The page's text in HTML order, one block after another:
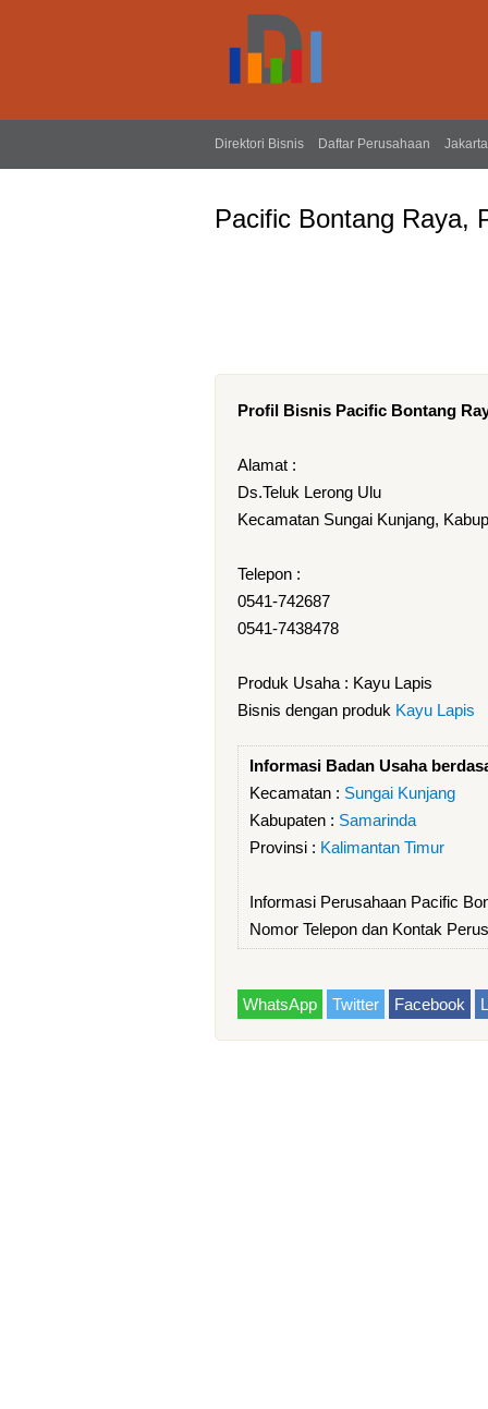
Direktori Bisnis Daftar Perusahaan Jakarta
Pacific Bontang Raya,
Profil Bisnis Pacific Bontang
Alamat :
Ds.Teluk Lerong Ulu
Kecamatan Sungai Kunjang,
Telepon :
0541-742687
0541-7438478
Produk Usaha : Kayu Lapis
Bisnis dengan produk Kayu Lapis
Informasi Badan Usaha
Kecamatan : Sungai Kunjang
Kabupaten : Samarinda
Provinsi : Kalimantan Timur
Informasi Perusahaan Pacific
Nomor Telepon dan Kontak
WhatsApp Twitter Facebook